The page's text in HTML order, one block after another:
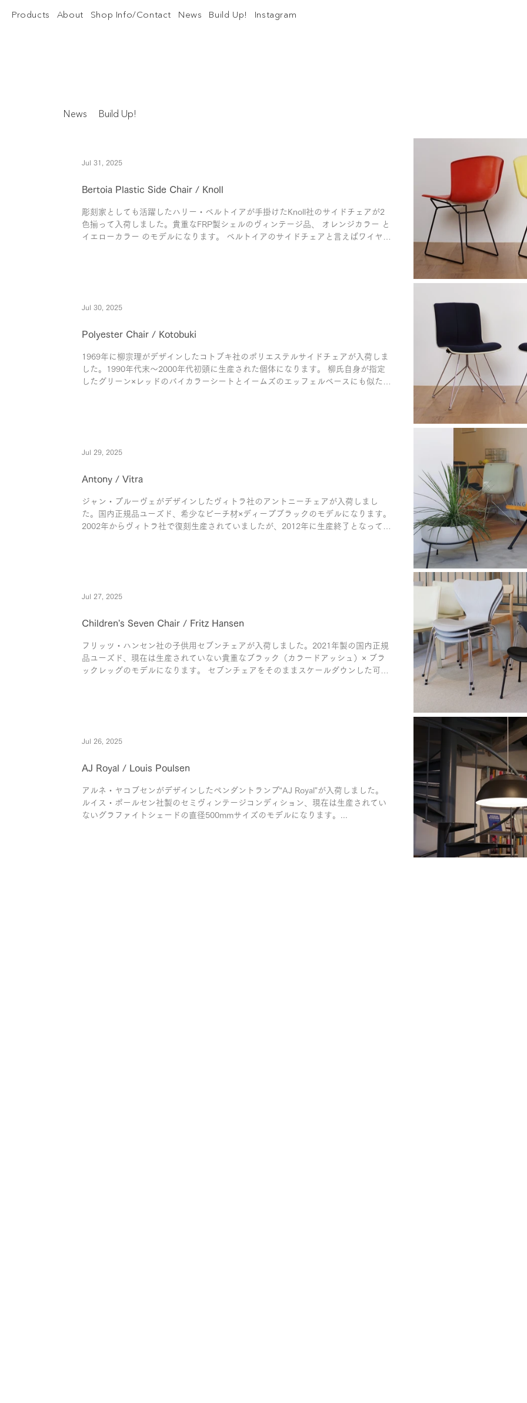
Products About Shop Info/Contact News Build Up! Instagram
News Build Up!
Bertoia Plastic Side Chair / Knoll
彫刻家としても活躍したハリー・ベルトイアが手掛けたKnoll社のサイドチェアが2
色揃って入荷しました。貴重なFRP製シェルのヴィンテージ品、 オレンジカラー と
イエローカラー のモデルになります。 ベルトイアのサイドチェアと言えばワイヤー
Jul 31, 2025
Polyester Chair / Kotobuki
1969年に柳宗理がデザインしたコトブキ社のポリエステルサイドチェアが入荷しま
した。1990年代末〜2000年代初頭に生産された個体になります。 柳氏自身が指定
したグリーン×レッドのバイカラーシートとイームズのエッフェルベースにも似たレ
Jul 30, 2025
Antony / Vitra
ジャン・プルーヴェがデザインしたヴィトラ社のアントニーチェアが入荷しまし
た。国内正規品ユーズド、希少なビーチ材×ディープブラックのモデルになります。
2002年からヴィトラ社で復刻生産されていましたが、2012年に生産終了となってし
Jul 29, 2025
Children's Seven Chair / Fritz Hansen
フリッツ・ハンセン社の子供用セブンチェアが入荷しました。2021年製の国内正規
品ユーズド、現在は生産されていない貴重なブラック（カラードアッシュ）× ブラ
ックレッグのモデルになります。 セブンチェアをそのままスケールダウンした可愛
Jul 27, 2025
AJ Royal / Louis Poulsen
アルネ・ヤコブセンがデザインしたペンダントランプ“AJ Royal”が入荷しました。
ルイス・ポールセン社製のセミヴィンテージコンディション、現在は生産されてい
ないグラファイトシェードの直径500mmサイズのモデルになります。...
Jul 26, 2025